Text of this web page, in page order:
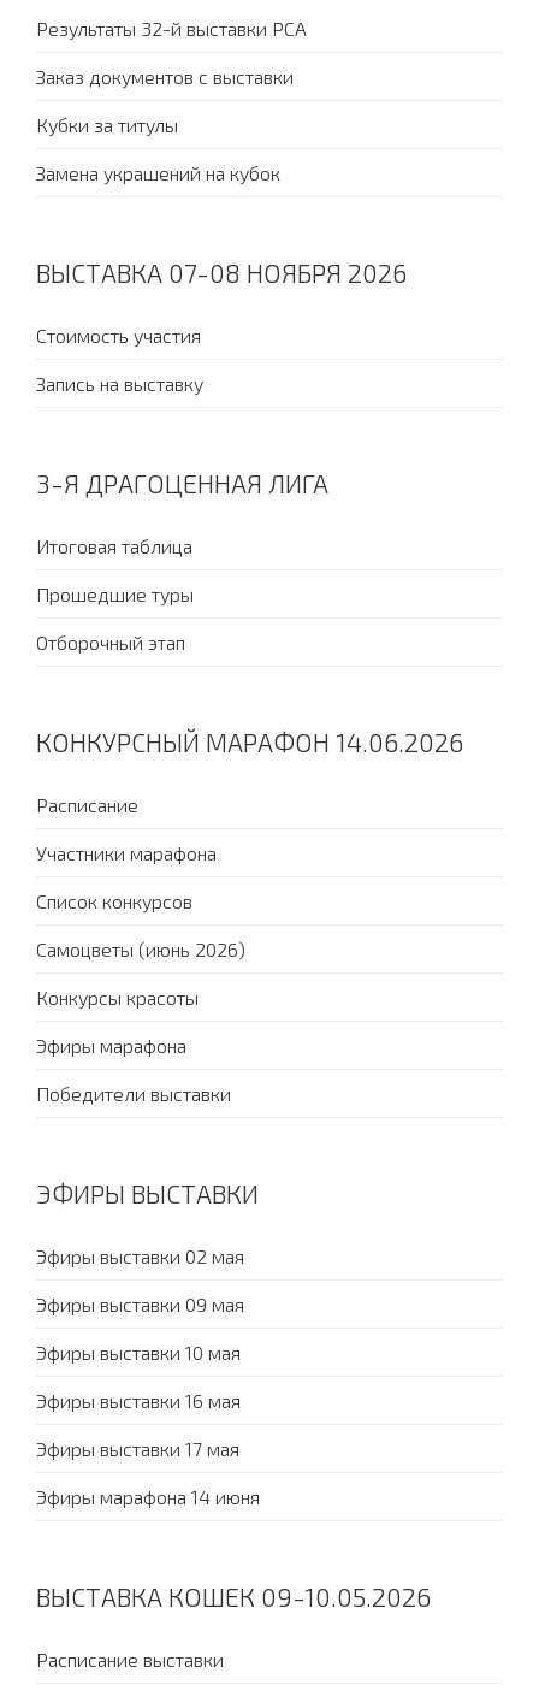
Результаты 32-й выставки PCA
Заказ документов с выставки
Кубки за титулы
Замена украшений на кубок
ВЫСТАВКА 07-08 НОЯБРЯ 2026
Стоимость участия
Запись на выставку
3-Я ДРАГОЦЕННАЯ ЛИГА
Итоговая таблица
Прошедшие туры
Отборочный этап
КОНКУРСНЫЙ МАРАФОН 14.06.2026
Расписание
Участники марафона
Список конкурсов
Самоцветы (июнь 2026)
Конкурсы красоты
Эфиры марафона
Победители выставки
ЭФИРЫ ВЫСТАВКИ
Эфиры выставки 02 мая
Эфиры выставки 09 мая
Эфиры выставки 10 мая
Эфиры выставки 16 мая
Эфиры выставки 17 мая
Эфиры марафона 14 июня
ВЫСТАВКА КОШЕК 09-10.05.2026
Расписание выставки